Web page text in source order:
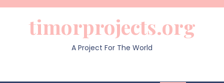
contenttimorprojects.org
A Project For The World